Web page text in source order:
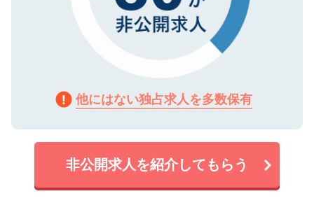
他にはない独占求人を多数保有
非公開求人を紹介してもらう